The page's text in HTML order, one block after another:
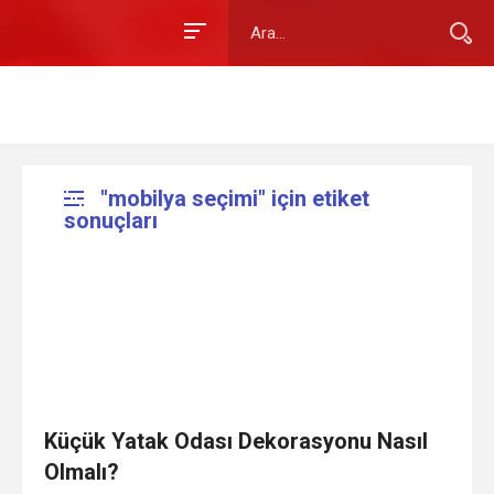
"mobilya seçimi" için etiket
sonuçları
Küçük Yatak Odası Dekorasyonu Nasıl
Olmalı?